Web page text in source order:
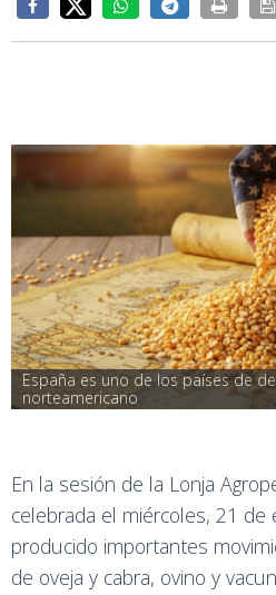
España es uno de los países de
norteamericano
En la sesión de la Lonja
celebrada el miércoles, 21 de
producido importantes
de oveja y cabra, ovino y